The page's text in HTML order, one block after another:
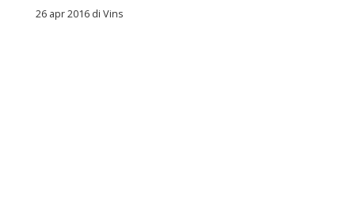
26 apr 2016 di Vins